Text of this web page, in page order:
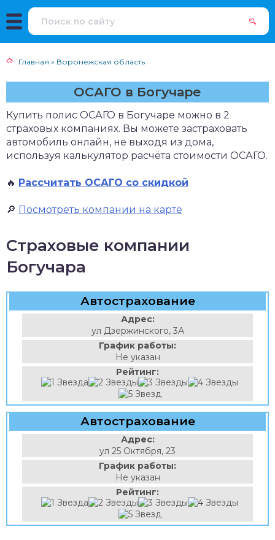
Главная » Воронежская область
ОСАГО в Богучаре
Купить полис ОСАГО в Богучаре можно в 2
страховых компаниях. Вы можете застраховать
автомобиль онлайн, не выходя из дома,
используя калькулятор расчёта стоимости ОСАГО.
🔥 Рассчитать ОСАГО со скидкой
🔎 Посмотреть компании на карте
Страховые компании
Богучара
Автострахование
Адрес:
ул Дзержинского, 3А
График работы:
Не указан
Рейтинг:
Автострахование
Адрес:
ул 25 Октября, 23
График работы:
Не указан
Рейтинг: